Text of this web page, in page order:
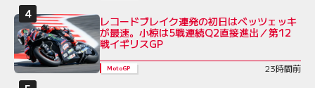
レコードブレイク連発の初日はベッツェッキ
が最速。小椋は5戦連続Q2直接進出／第12
戦イギリスGP
MotoGP 23時間前